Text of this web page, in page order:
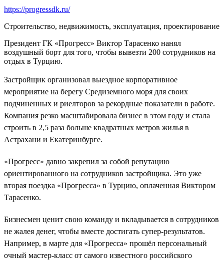
https://progressdk.ru/
Строительство, недвижимость, эксплуатация, проектирование
Президент ГК «Прогресс» Виктор Тарасенко нанял
воздушный борт для того, чтобы вывезти 200 сотрудников на
отдых в Турцию.
Застройщик организовал выездное корпоративное
мероприятие на берегу Средиземного моря для своих
подчиненных и риелторов за рекордные показатели в работе.
Компания резко масштабировала бизнес в этом году и стала
строить в 2,5 раза больше квадратных метров жилья в
Астрахани и Екатеринбурге.
«Прогресс» давно закрепил за собой репутацию
ориентированного на сотрудников застройщика. Это уже
вторая поездка «Прогресса» в Турцию, оплаченная Виктором
Тарасенко.
Бизнесмен ценит свою команду и вкладывается в сотрудников
не жалея денег, чтобы вместе достигать супер-результатов.
Например, в марте для «Прогресса» прошёл персональный
очный мастер-класс от самого известного российского